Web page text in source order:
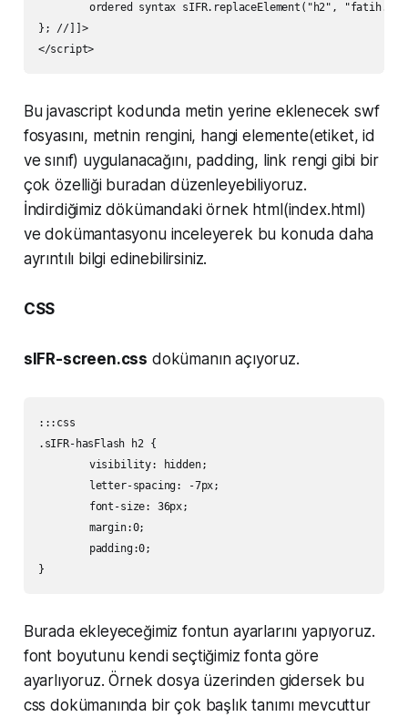
}; //]]>
Bu javascript kodunda metin yerine eklenecek swf
fosyasını, metnin rengini, hangi elemente(etiket, id
ve sınıf) uygulanacağını, padding, link rengi gibi bir
çok özelliği buradan düzenleyebiliyoruz.
İndirdiğimiz dökümandaki örnek html(index.html)
ve dokümantasyonu inceleyerek bu konuda daha
ayrıntılı bilgi edinebilirsiniz.
CSS
sIFR-screen.css dokümanın açıyoruz.
:::css
.sIFR-hasFlash h2 {
Burada ekleyeceğimiz fontun ayarlarını yapıyoruz.
font boyutunu kendi seçtiğimiz fonta göre
ayarlıyoruz. Örnek dosya üzerinden gidersek bu
css dokümanında bir çok başlık tanımı mevcuttur